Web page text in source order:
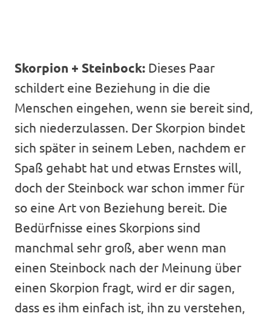
Skorpion + Steinbock: Dieses Paar
schildert eine Beziehung in die die
Menschen eingehen, wenn sie bereit sind,
sich niederzulassen. Der Skorpion bindet
sich später in seinem Leben, nachdem er
Spaß gehabt hat und etwas Ernstes will,
doch der Steinbock war schon immer für
so eine Art von Beziehung bereit. Die
Bedürfnisse eines Skorpions sind
manchmal sehr groß, aber wenn man
einen Steinbock nach der Meinung über
einen Skorpion fragt, wird er dir sagen,
dass es ihm einfach ist, ihn zu verstehen,